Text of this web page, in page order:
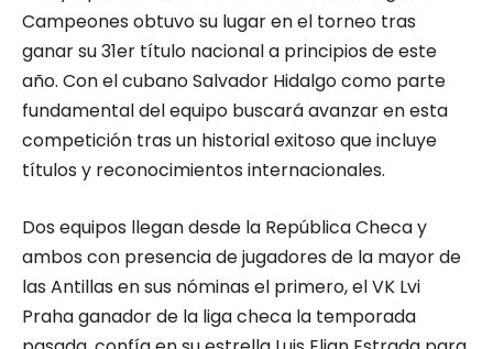
Campeones obtuvo su lugar en el torneo tras
ganar su 31er título nacional a principios de este
año. Con el cubano Salvador Hidalgo como parte
fundamental del equipo buscará avanzar en esta
competición tras un historial exitoso que incluye
títulos y reconocimientos internacionales.
Dos equipos llegan desde la República Checa y
ambos con presencia de jugadores de la mayor de
las Antillas en sus nóminas el primero, el VK Lvi
Praha ganador de la liga checa la temporada